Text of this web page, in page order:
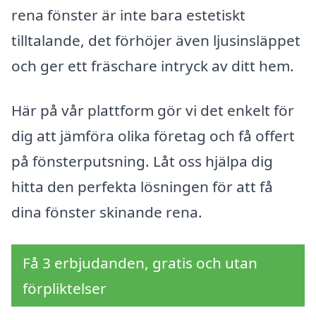
rena fönster är inte bara estetiskt
tilltalande, det förhöjer även ljusinsläppet
och ger ett fräschare intryck av ditt hem.
Här på vår plattform gör vi det enkelt för
dig att jämföra olika företag och få offert
på fönsterputsning. Låt oss hjälpa dig
hitta den perfekta lösningen för att få
dina fönster skinande rena.
Få 3 erbjudanden, gratis och utan
förpliktelser